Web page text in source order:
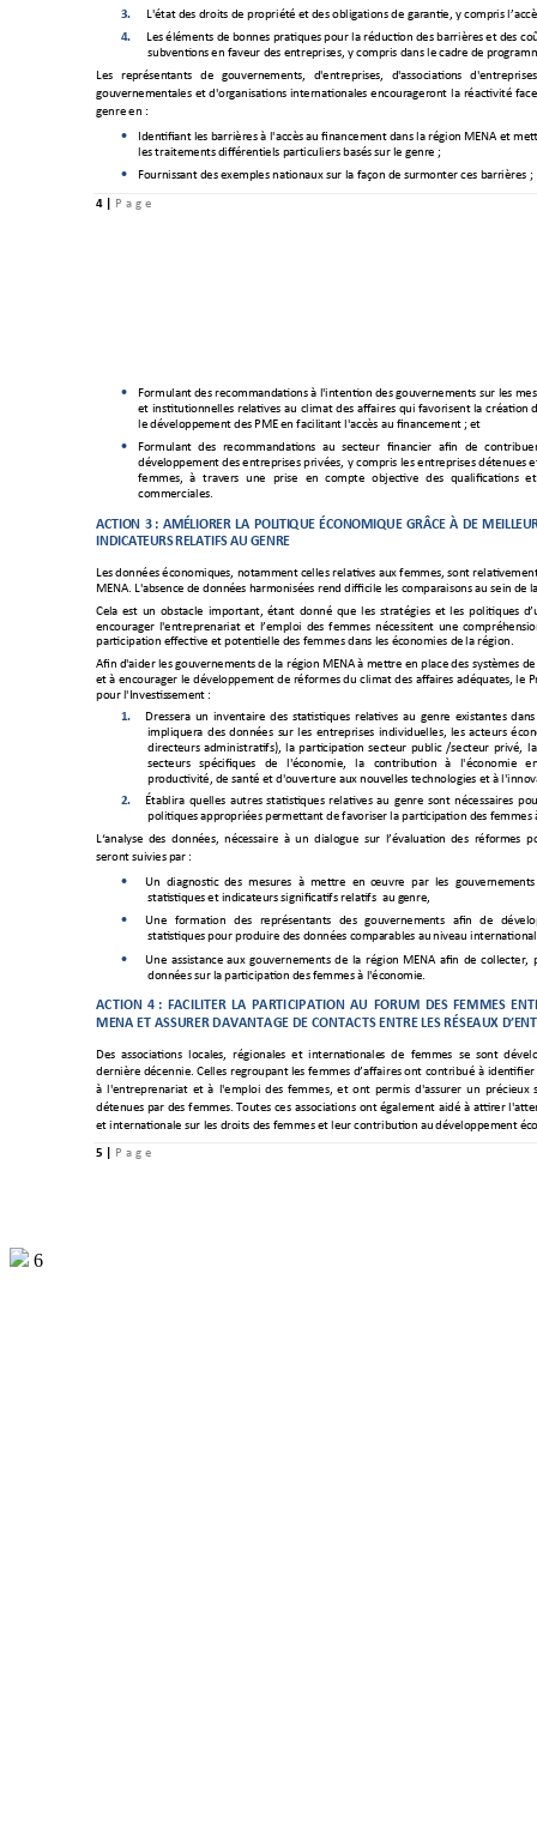
4 P a g e
3.
L'état des droits de propriété et des obligations de garantie, y compris
4.
Les éléments de bonnes pratiques pour la réduction des barrières et des
subventions en faveur des entreprises, y compris dans le cadre de p
Les
représentants de gouvernements, d'entreprises, d'associations
gouvernementales et d'organisations internationales encourageront la réactivité
genre en :
 Identifiant les barrières à l'accès au financement dans la région MENA et
les traitements différentiels particuliers basés sur le genre ;
 Fournissant des exemples nationaux sur la façon de surmonter ces barrières ;
5 P a g e
 Formulant des recommandations à l'intention des gouvernements sur les
et institutionnelles relatives au climat des affaires qui favorisent la création
le développement des PME en facilitant l'accès au financement ; et
 Formulant des recommandations au secteur financier afin de
développement des entreprises privées, y compris les entreprises détenues
femmes,
à travers une prise en compte objective des qualifications
commerciales.
ACTION 3 : AMÉLIORER LA POLITIQUE ÉCONOMIQUE GRÂCE À DE MEILLEU
NDICATEURS RELATI FS AU GENRE
Les données économiques, notamment celles relatives aux femmes, sont relati
MENA. L'absence de données harmonisées rend difficile les comparaisons au sein de
Cela est un obstacle important, étant donné que les stratégies et les politiques
encourager l'entreprenariat et l’emploi des femmes nécessitent une compréhens
participation effective et potentielle des femmes dans les économies de la région.
Afin d'aider les gouvernements de la région MENA à mettre en place des systèmes
et à encourager le développement de réformes du climat des affaires adéquates, le
pour l'Investissement :
1.
Dressera un inventaire des statistiques relatives au genre existantes
impliquera des données sur les entreprises individuelles, les acteurs
directeurs administratifs), la participation secteur public /secteur privé,
secteurs
spécifiques de l'économie, la contribution à l'économie
productivité, de santé et d'ouverture aux nouvelles technologies et à
2.
Établira quelles autres statistiques relatives au genre sont nécessaires
politiques appropriées permettant de favoriser la participation des femmes
L‘analyse des  données,  nécessaire  à un  dialogue  sur
  l
’évaluation des  réformes
seront suivies par :
 Un diagnostic des mesures à mettre en œuvre par les gouvernem
statistiques et indicateurs significatifs relatifs  au genre,
 Une formation des représentants des gouvernements afin de
statistiques pour produire des données comparables au niveau
 Une assistance aux gouvernements de la région MENA afin de collecter,
données sur la participation des femmes à l'économie.
ACTION 4 : FACILITER LA PARTICIPATION AU FORUM DES FEMMES
MENA ET ASSURER DAVANTAGE DE CONTACTS ENTRE LES RÉSEAUX D
Des associations locales,  régionales et internationales de femmes se  sont
dernière décennie. Celles regroupant les femmes d’affaires ont contribué à identifier
à l'entreprenariat et à l'emploi des femmes, et ont permis d'assurer un précieux
détenues par des femmes. Toutes ces associations ont également aidé à attirer
et internationale sur les droits des femmes et leur contribution au développement éco
6